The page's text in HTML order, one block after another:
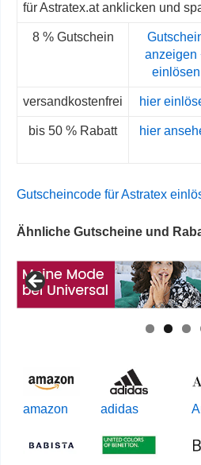
für Astratex.at anklicken und
8 % Gutschein
anzeigen
einlösen
versandkostenfrei hier
bis 50 % Rabatt hier
Gutscheincode für Astratex
Ähnliche Gutscheine und
amazon adidas